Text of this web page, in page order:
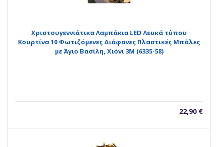
Χριστουγεννιάτικα Λαμπάκια LED Λευκά τύπου
Κουρτίνα 10 Φωτιζόμενες Διάφανες Πλαστικές Μπάλες
με Άγιο Βασίλη, Χιόνι 3M (6335-58)
22,90 €